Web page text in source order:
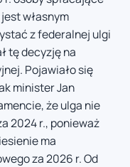
własnym
z federalnej ulgi
tę decyzję na
Pojawiało się
minister Jan
że ulga nie
2024 r., ponieważ
ma
za 2026 r. Od